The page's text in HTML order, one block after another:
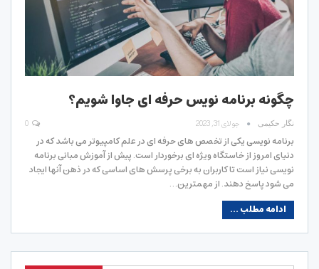
چگونه برنامه نویس حرفه ای جاوا شویم؟
نگار حکیمی جولای 31, 2023
برنامه نویسی یکی از تخصص های حرفه ای در علم کامپیوتر می باشد که در
دنیای امروز از خاستگاه ویژه ای برخوردار است. پیش از آموزش مبانی برنامه
نویسی نیاز است تا کاربران به برخی پرسش های اساسی که در ذهن آنها ایجاد
می شود پاسخ دهند. از مهمترین…
ادامه مطلب ...